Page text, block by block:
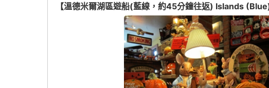
【溫德米爾湖區遊船(藍線，約45分鐘往返) Islands